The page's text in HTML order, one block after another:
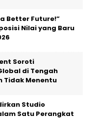
Better Future!”
Nilai yang Baru
Soroti
di Tengah
Tidak Menentu
Studio
Satu Perangkat